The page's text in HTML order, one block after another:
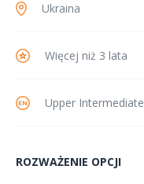
Ukraina
Więcej niż 3 lata
Upper Intermediate
ROZWAŻENIE OPCJI